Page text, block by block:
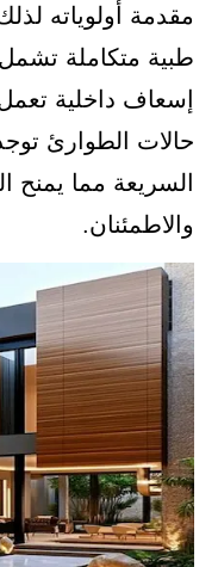
مقدمة أولوياته
طبية متكاملة
إسعاف داخلية
حالات الطوارئ
السريعة مما يمنح
والاطمئنان.